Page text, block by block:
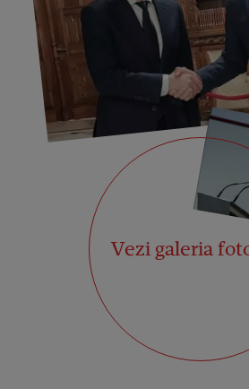
Vezi galeria